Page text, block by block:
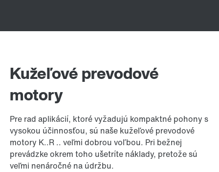
Kužeľové prevodové
motory
Pre rad aplikácií, ktoré vyžadujú kompaktné pohony s
vysokou účinnosťou, sú naše kužeľové prevodové
motory K..R .. veľmi dobrou voľbou. Pri bežnej
prevádzke okrem toho ušetríte náklady, pretože sú
veľmi nenáročné na údržbu.